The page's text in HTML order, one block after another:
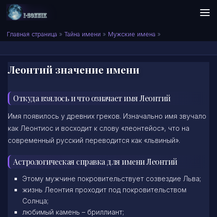
Skip to content
Сонник I-SONNIK.COM
Главная страница » Тайна имени » Мужские имена »
Леонтий значение имени
Откуда взялось и что означает имя Леонтий
Имя появилось у древних греков. Изначально имя звучало
как Леонтиос и восходит к слову «леонтейос», что на
современный русский переводится как «львиный».
Астрологическая справка для имени Леонтий
Этому мужчине покровительствует созвездие Льва;
жизнь Леонтия проходит под покровительством
Солнца;
любимый камень – бриллиант;